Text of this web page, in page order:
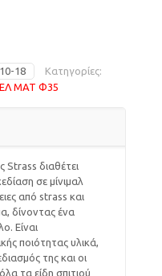
18
Κατηγορίες:
ΜΑΤ Φ35
διαθέτει
σε μίνιμαλ
από strass και
δίνοντας ένα
Είναι
ποιότητας υλικά,
της και οι
τα είδη σπιτιού